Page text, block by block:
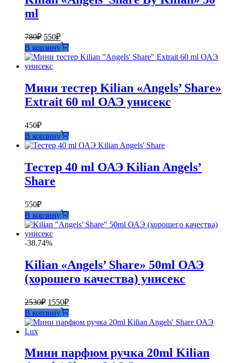
ml
780₽ Первоначальная
цена
составляла
780₽.
550₽Текущая
цена:
550₽.
В корзину
Мини тестер Kilian «Angels’ Share»
Extrait 60 ml ОАЭ унисекс
450₽
В корзину
Тестер 40 ml ОАЭ Kilian Angels’
Share
550₽
В корзину
-38.74%
Kilian «Angels’ Share» 50ml ОАЭ
(хорошего качества) унисекс
2530₽ Первоначальная
цена
составляла
2530₽.
1550₽Текущая
цена:
1550₽.
В корзину
Мини парфюм ручка 20ml Kilian